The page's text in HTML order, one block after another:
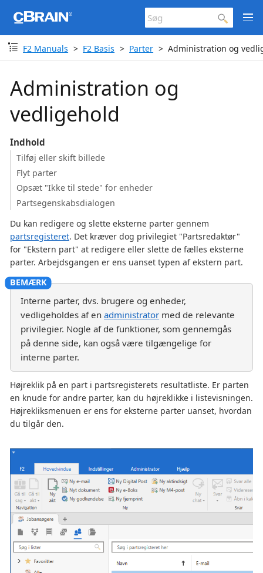
F2 Manuals F2 Basis Parter Administration og
Administration og
vedligehold
Indhold
Tilføj eller skift billede
Flyt parter
Opsæt "Ikke til stede" for enheder
Partsegenskabsdialogen
Du kan redigere og slette eksterne parter gennem
partsregisteret. Det kræver dog privilegiet "Partsredaktør"
for "Ekstern part" at redigere eller slette de fælles eksterne
parter. Arbejdsgangen er ens uanset typen af ekstern part.
Interne parter, dvs. brugere og enheder,
vedligeholdes af en administrator med de relevante
privilegier. Nogle af de funktioner, som gennemgås
på denne side, kan også være tilgængelige for
interne parter.
Højreklik på en part i partsregisterets resultatliste. Er parten
en knude for andre parter, kan du højreklikke i listevisningen.
Højrekliksmenuen er ens for eksterne parter uanset, hvordan
du tilgår den.